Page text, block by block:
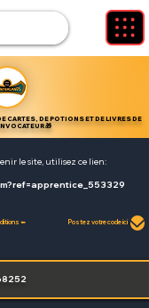
CARTES, DE POTIONS ET DE LIVRES DE
🎁
le site, utilisez ce lien:
?ref=apprentice_553329
⬅️ Postez votre code ici